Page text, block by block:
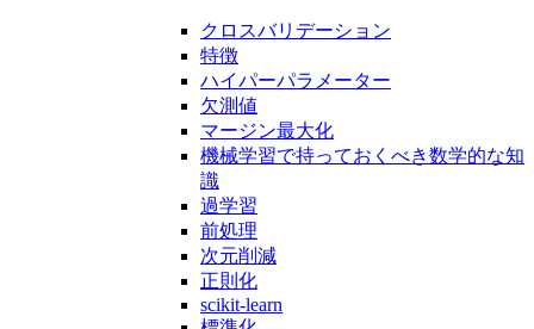
クロスバリデーション
特徴
ハイパーパラメーター
欠測値
マージン最大化
機械学習で持っておくべき数学的な知
識
過学習
前処理
次元削減
正則化
scikit-learn